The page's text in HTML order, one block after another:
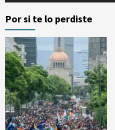
Por si te lo perdiste